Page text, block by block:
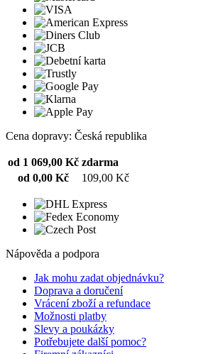
Cena dopravy: Česká republika
od 1 069,00 Kč zdarma
od 0,00 Kč
109,00 Kč
Nápověda a podpora
Jak mohu zadat objednávku?
Doprava a doručení
Vrácení zboží a refundace
Možnosti platby
Slevy a poukázky
Potřebujete další pomoc?